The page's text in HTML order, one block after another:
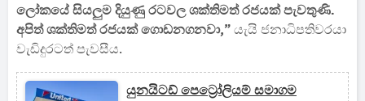
ලෝකයේ සියලුම දියුණු රටවල ශක්තිමත් රජයක් පැවතුණි.
අපිත් ශක්තිමත් රජයක් ගොඩනගනවා,” යැයි ජනාධිපතිවරයා
වැඩිදුරටත් පැවසීය.
යුනයිටඩ් පෙට්‍රෝලියම් සමාගම